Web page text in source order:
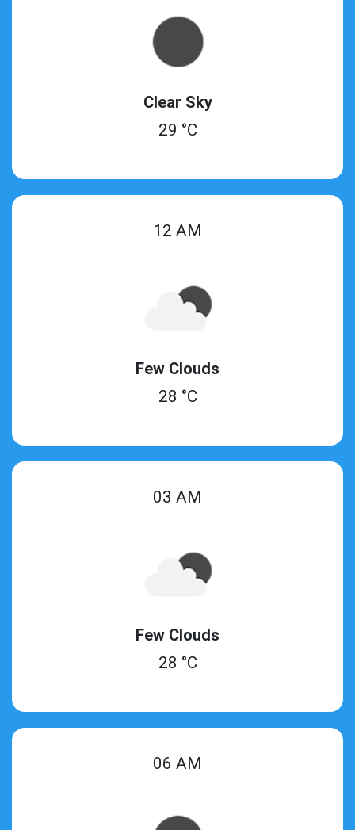
Clear Sky
29 °C
12 AM
Few Clouds
28 °C
03 AM
Few Clouds
28 °C
06 AM